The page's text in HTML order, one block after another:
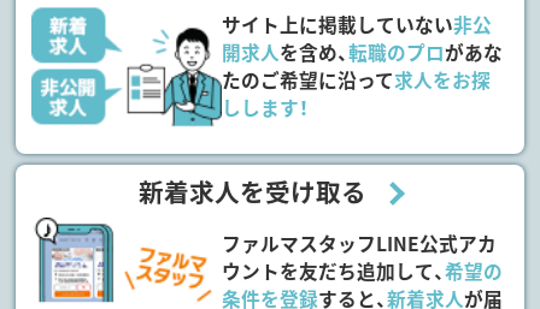
サイト上に掲載していない非公
開求人を含め、転職のプロがあな
たのご希望に沿って求人をお探
しします！
新着求人を受け取る
ファルマスタッフLINE公式アカ
ウントを友だち追加して、希望の
条件を登録すると、新着求人が届